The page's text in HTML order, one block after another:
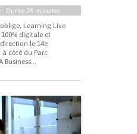
- Durée 25 minutes
Learning Live
digitale et
le 14e
à côté du Parc
Business...